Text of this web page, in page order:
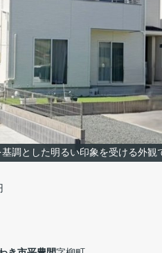
基調とした明るい印象を受ける外観